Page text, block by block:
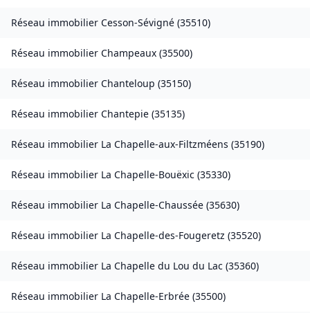
Réseau immobilier Cesson-Sévigné (35510)
Réseau immobilier Champeaux (35500)
Réseau immobilier Chanteloup (35150)
Réseau immobilier Chantepie (35135)
Réseau immobilier La Chapelle-aux-Filtzméens (35190)
Réseau immobilier La Chapelle-Bouëxic (35330)
Réseau immobilier La Chapelle-Chaussée (35630)
Réseau immobilier La Chapelle-des-Fougeretz (35520)
Réseau immobilier La Chapelle du Lou du Lac (35360)
Réseau immobilier La Chapelle-Erbrée (35500)